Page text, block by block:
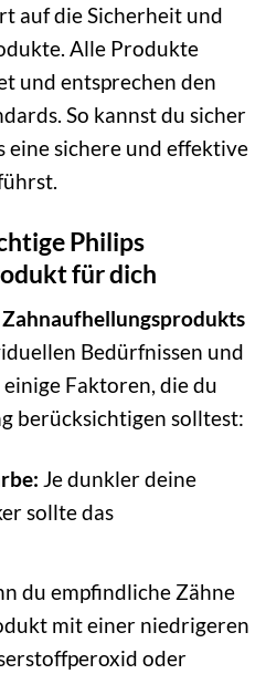
auf die Sicherheit und
Alle Produkte
und entsprechen den
So kannst du sicher
eine sichere und effektive
Philips
für dich
Zahnaufhellungsprodukts
Bedürfnissen und
Faktoren, die du
berücksichtigen solltest:
Je dunkler deine
sollte das
du empfindliche Zähne
mit einer niedrigeren
oder